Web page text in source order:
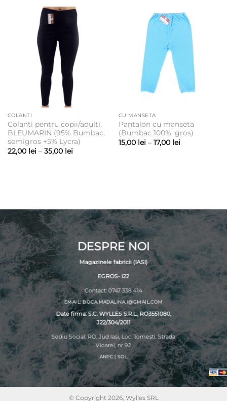
la
45,00 lei
COLANTI
Colanti pentru copii/adulti,
BLEUMARIN (95% Bumbac,
semigros +5% Lycra)
22,00 lei – 35,00 leiInterval
CU MANSETA
Pantalon cu manseta
(Bumbac 100%, gros)
15,00 lei – 17,00 leiInterval
DESPRE NOI
Magazinele fabricii (IASI)
EGROS- i22
Contact: 0747 338 414
EMAIL: BOCA.MADALINA.I@GMAIL.COM
Date firma: S.C. WYLLES S.R.L., RO3551080,
J22/304/2011
Sediu Social: RO, Jud Iasi, Loc. Tomesti, Strada
Vioarei, nr 92
ANPC | SOL
© Copyright 2026, Wylles SRL